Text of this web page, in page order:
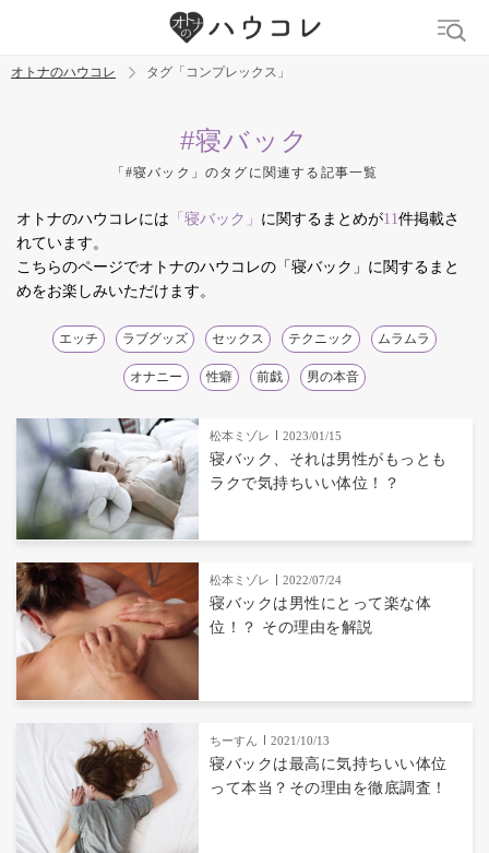
デリケートゾーン 吸うやつ 中折れ ニオイケア
オトナのハウコレ タグ「コンプレックス」
#寝バック
「#寝バック」のタグに関連する記事一覧
オトナのハウコレには 「寝バック」 に関するまとめが11 件掲載さ
れています。
こちらのページでオトナのハウコレの「寝バック」に関するまと
めをお楽しみいただけます。
エッチ ラブグッズ セックス テクニック ムラムラ
オナニー 性癖 前戯 男の本音
松本ミゾレ 2023/01/15
寝バック、それは男性がもっとも
ラクで気持ちいい体位！？
松本ミゾレ 2022/07/24
寝バックは男性にとって楽な体
位！？ その理由を解説
ちーすん 2021/10/13
寝バックは最高に気持ちいい体位
って本当？その理由を徹底調査！